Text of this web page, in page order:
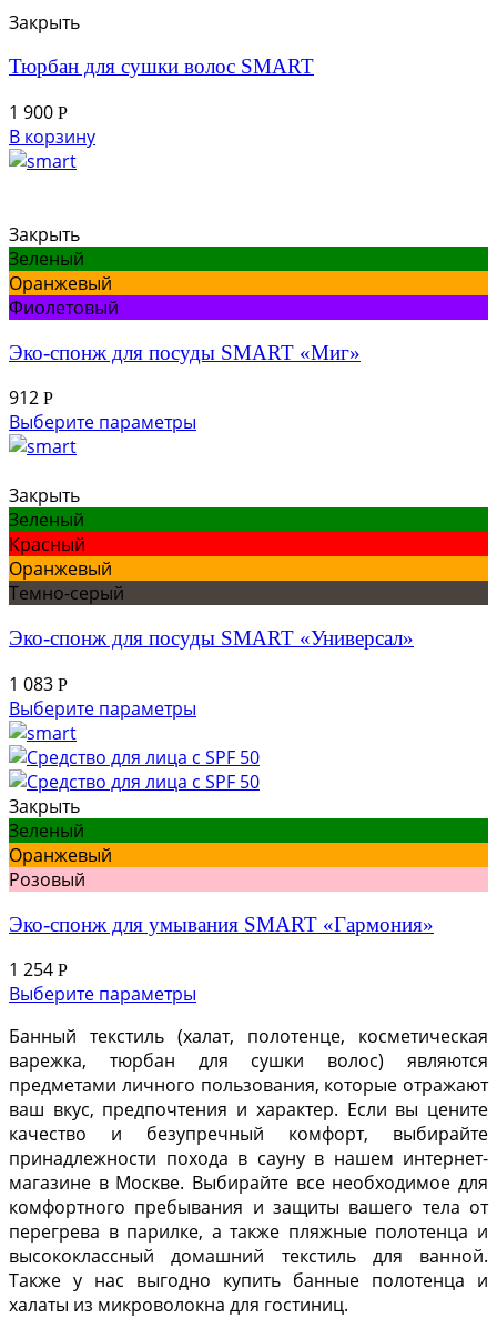
Закрыть
Тюрбан для сушки волос SMART
1 900 Р
В корзину
Закрыть
Зеленый
Оранжевый
Фиолетовый
Эко-спонж для посуды SMART «Миг»
912 Р
Выберите параметры
Закрыть
Зеленый
Красный
Оранжевый
Темно-серый
Эко-спонж для посуды SMART «Универсал»
1 083 Р
Выберите параметры
Закрыть
Зеленый
Оранжевый
Розовый
Эко-спонж для умывания SMART «Гармония»
1 254 Р
Выберите параметры
Банный текстиль (халат, полотенце, косметическая
варежка, тюрбан для сушки волос) являются
предметами личного пользования, которые отражают
ваш вкус, предпочтения и характер. Если вы цените
качество и безупречный комфорт, выбирайте
принадлежности похода в сауну в нашем интернет-
магазине в Москве. Выбирайте все необходимое для
комфортного пребывания и защиты вашего тела от
перегрева в парилке, а также пляжные полотенца и
высококлассный домашний текстиль для ванной.
Также у нас выгодно купить банные полотенца и
халаты из микроволокна для гостиниц.